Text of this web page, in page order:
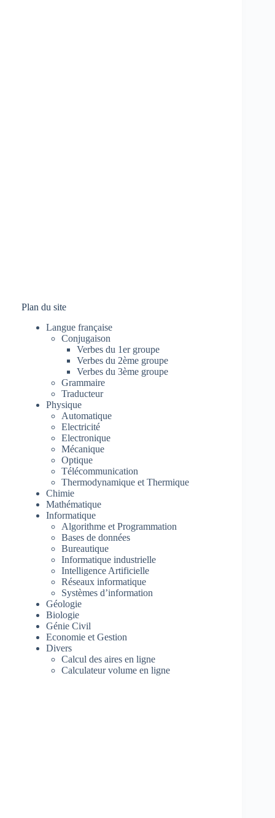
Plan du site
Langue française
Conjugaison
Verbes du 1er groupe
Verbes du 2ème groupe
Verbes du 3ème groupe
Grammaire
Traducteur
Physique
Automatique
Electricité
Electronique
Mécanique
Optique
Télécommunication
Thermodynamique et Thermique
Chimie
Mathématique
Informatique
Algorithme et Programmation
Bases de données
Bureautique
Informatique industrielle
Intelligence Artificielle
Réseaux informatique
Systèmes d’information
Géologie
Biologie
Génie Civil
Economie et Gestion
Divers
Calcul des aires en ligne
Calculateur volume en ligne